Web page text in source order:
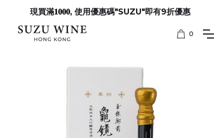
現買滿𝟏𝟎𝟎𝟎, 使用優惠碼"SUZU"即有9折優惠
0